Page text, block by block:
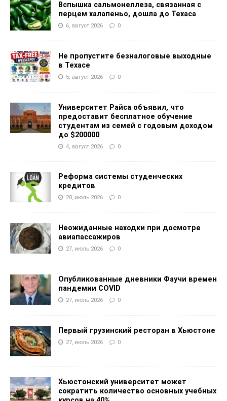
Вспышка сальмонеллеза, связанная с
перцем халапеньо, дошла до Техаса
6, август 2026 0
Не пропустите безналоговые выходные
в Техасе
5, август 2026 0
Университет Райса объявил, что
предоставит бесплатное обучение
студентам из семей с годовым доходом
до $200000
4, август 2026 0
Реформа системы студенческих
кредитов
28, июль 2026 0
Неожиданные находки при досмотре
авиапассажиров
27, июль 2026 0
Опубликованные дневники Фаучи времен
пандемии COVID
27, июль 2026 0
Первый грузинский ресторан в Хьюстоне
27, июль 2026 0
Хьюстонский университет может
сократить количество основных учебных